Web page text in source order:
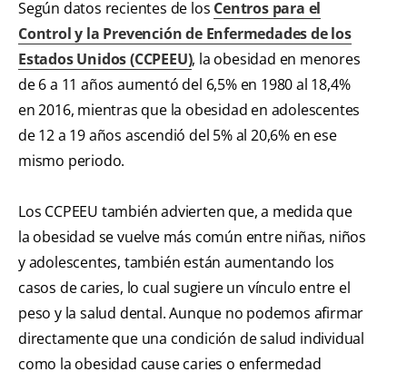
Según datos recientes de los Centros para el
Control y la Prevención de Enfermedades de los
Estados Unidos (CCPEEU), la obesidad en menores
de 6 a 11 años aumentó del 6,5% en 1980 al 18,4%
en 2016, mientras que la obesidad en adolescentes
de 12 a 19 años ascendió del 5% al 20,6% en ese
mismo periodo.
Los CCPEEU también advierten que, a medida que
la obesidad se vuelve más común entre niñas, niños
y adolescentes, también están aumentando los
casos de caries, lo cual sugiere un vínculo entre el
peso y la salud dental. Aunque no podemos afirmar
directamente que una condición de salud individual
como la obesidad cause caries o enfermedad